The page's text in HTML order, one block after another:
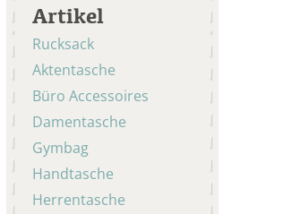
Artikel
Rucksack
Aktentasche
Büro Accessoires
Damentasche
Gymbag
Handtasche
Herrentasche